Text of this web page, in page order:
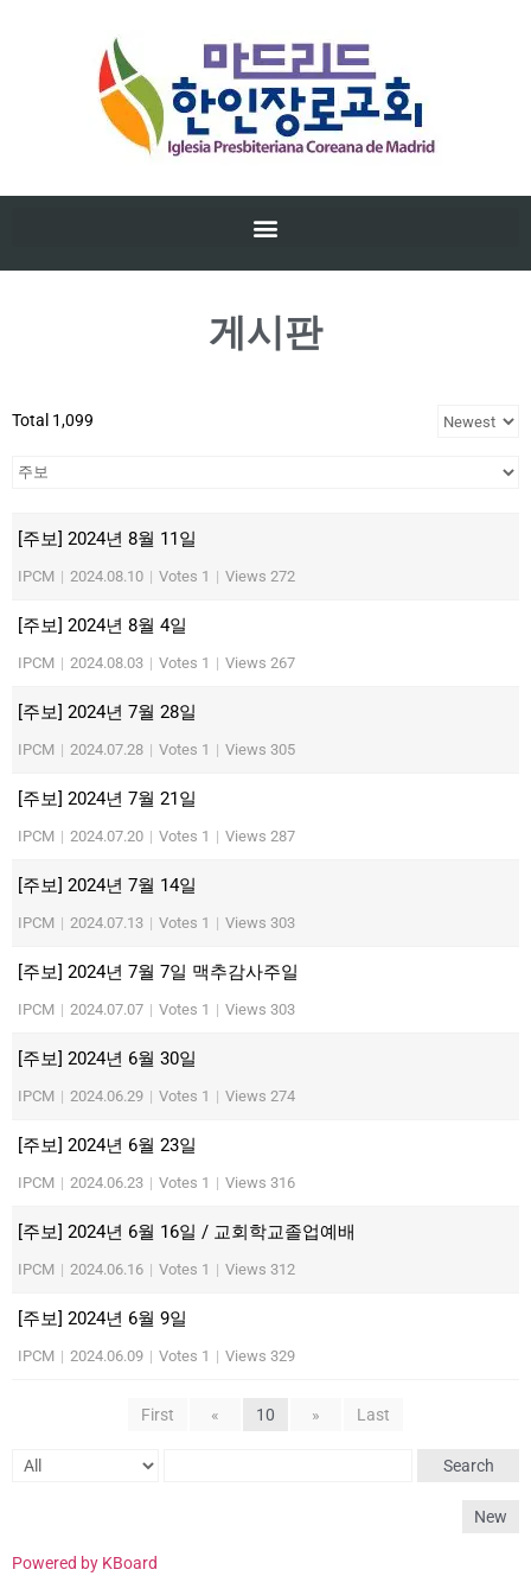
게시판
Total 1,099
[주보] 2024년 8월 11일
IPCM | 2024.08.10 | Votes 1 | Views 272
[주보] 2024년 8월 4일
IPCM | 2024.08.03 | Votes 1 | Views 267
[주보] 2024년 7월 28일
IPCM | 2024.07.28 | Votes 1 | Views 305
[주보] 2024년 7월 21일
IPCM | 2024.07.20 | Votes 1 | Views 287
[주보] 2024년 7월 14일
IPCM | 2024.07.13 | Votes 1 | Views 303
[주보] 2024년 7월 7일 맥추감사주일
IPCM | 2024.07.07 | Votes 1 | Views 303
[주보] 2024년 6월 30일
IPCM | 2024.06.29 | Votes 1 | Views 274
[주보] 2024년 6월 23일
IPCM | 2024.06.23 | Votes 1 | Views 316
[주보] 2024년 6월 16일 / 교회학교졸업예배
IPCM | 2024.06.16 | Votes 1 | Views 312
[주보] 2024년 6월 9일
IPCM | 2024.06.09 | Votes 1 | Views 329
First « 10 » Last
Search
New
Powered by KBoard